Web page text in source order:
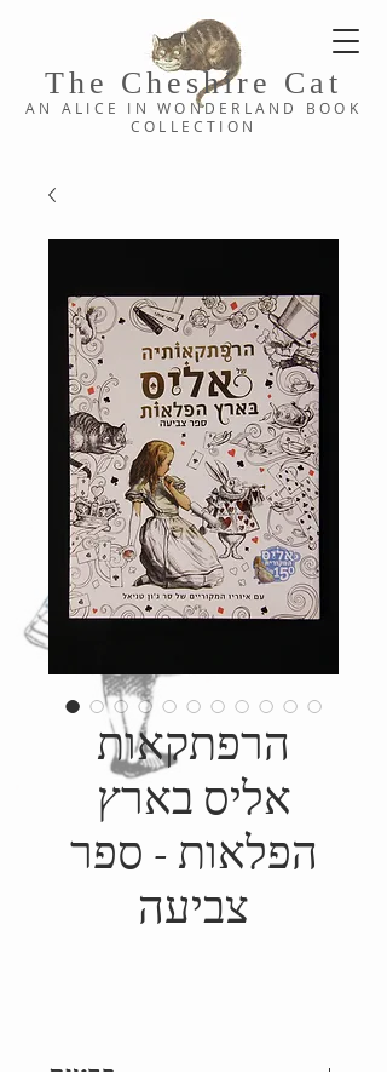
The Cheshire C at
AN ALICE IN WONDERLAND BOOK
COLLE CTION
הרפתקאות
אליס בארץ
הפלאות - ספר
צביעה
פרטים